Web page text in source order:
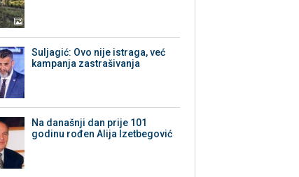
Suljagić: Ovo nije istraga, već
kampanja zastrašivanja
Na današnji dan prije 101
godinu rođen Alija Izetbegović